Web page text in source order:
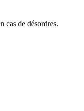
cas de désordres.